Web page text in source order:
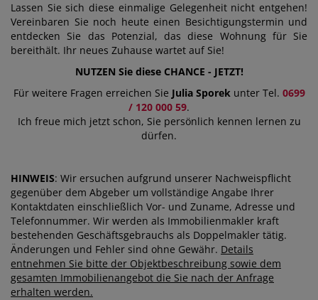
Lassen Sie sich diese einmalige Gelegenheit nicht entgehen!
Vereinbaren Sie noch heute einen Besichtigungstermin und
entdecken Sie das Potenzial, das diese Wohnung für Sie
bereithält. Ihr neues Zuhause wartet auf Sie!
NUTZEN Sie diese CHANCE - JETZT!
Für weitere Fragen erreichen Sie Julia Sporekunter Tel. 0699
/ 120 000 59.
Ich freue mich jetzt schon, Sie persönlich kennen lernen zu
dürfen.
HINWEIS: Wir ersuchen aufgrund unserer Nachweispflicht
gegenüber dem Abgeber um vollständige Angabe Ihrer
Kontaktdaten einschließlich Vor- und Zuname, Adresse und
Telefonnummer. Wir werden als Immobilienmakler kraft
bestehenden Geschäftsgebrauchs als Doppelmakler tätig.
Änderungen und Fehler sind ohne Gewähr. Details
entnehmen Sie bitte der Objektbeschreibung sowie dem
gesamten Immobilienangebot die Sie nach der Anfrage
erhalten werden.